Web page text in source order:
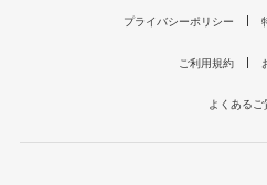
プライバシーポリシー
ご利用規約
よくあるご